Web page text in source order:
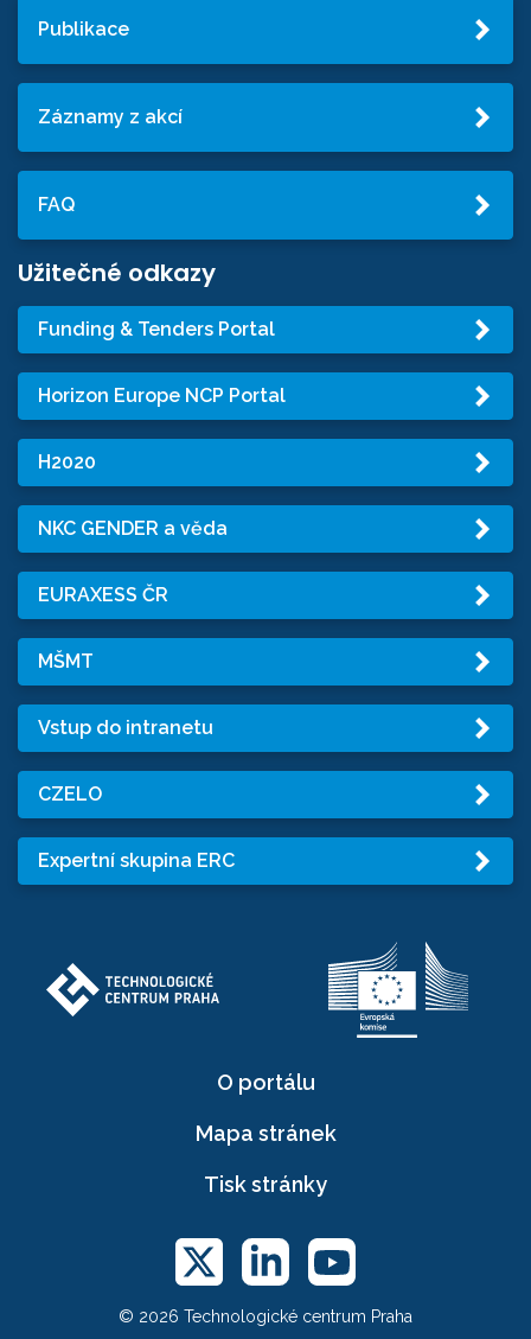
Publikace
Záznamy z akcí
FAQ
Užitečné odkazy
Funding & Tenders Portal
Horizon Europe NCP Portal
H2020
NKC GENDER a věda
EURAXESS ČR
MŠMT
Vstup do intranetu
CZELO
Expertní skupina ERC
O portálu
Mapa stránek
Tisk stránky
© 2026 Technologické centrum Praha